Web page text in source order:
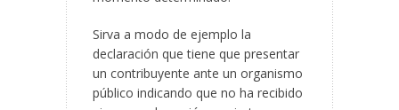
Sirva a modo de ejemplo la
declaración que tiene que presentar
un contribuyente ante un organismo
público indicando que no ha recibido